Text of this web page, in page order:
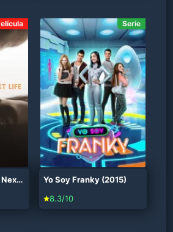
Preparation for the Next Life (2015)
Serie
Yo Soy Franky (2015)
8.3/10